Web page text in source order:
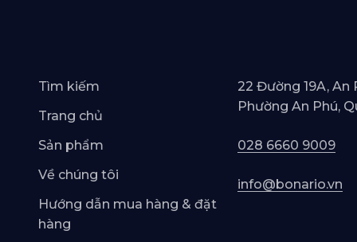
Tìm kiếm
Trang chủ
Sản phẩm
Về chúng tôi
Hướng dẫn mua hàng & đặt
hàng
22 Đường 19A, An
Phường An Phú,
028 6660 9009
info@bonario.vn